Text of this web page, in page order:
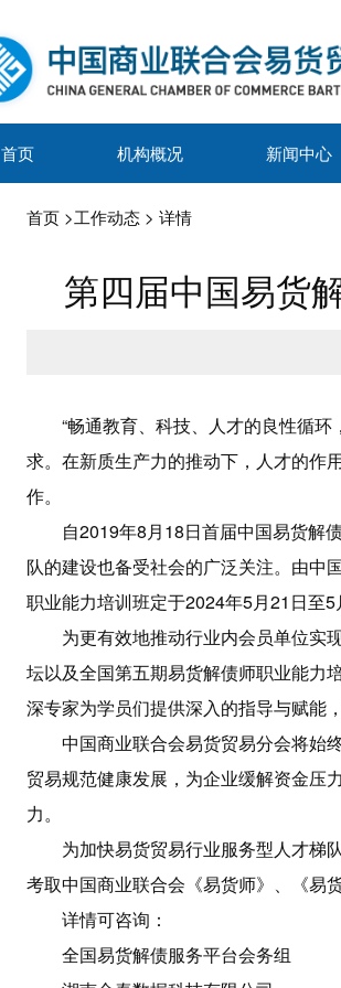
首页 机构概况 新闻中心
首页 >工作动态 > 详情
第四届中国易货
“畅通教育、科技、人才的良性循
求。在新质生产力的推动下，人才的作
作。
自2019年8月18日首届中国易货解
队的建设也备受社会的广泛关注。由中
职业能力培训班定于2024年5月21日至5
为更有效地推动行业内会员单位实
坛以及全国第五期易货解债师职业能力
深专家为学员们提供深入的指导与赋能
中国商业联合会易货贸易分会将始
贸易规范健康发展，为企业缓解资金压
力。
为加快易货贸易行业服务型人才梯
考取中国商业联合会《易货师》、《易
详情可咨询：
全国易货解债服务平台会务组